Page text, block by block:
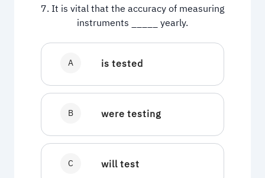
7. It is vital that the accuracy of measuring
instruments _____ yearly.
A is tested
B were testing
C will test